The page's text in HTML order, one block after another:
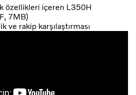
özellikleri içeren L350H
7MB)
ve rakip karşılaştırması